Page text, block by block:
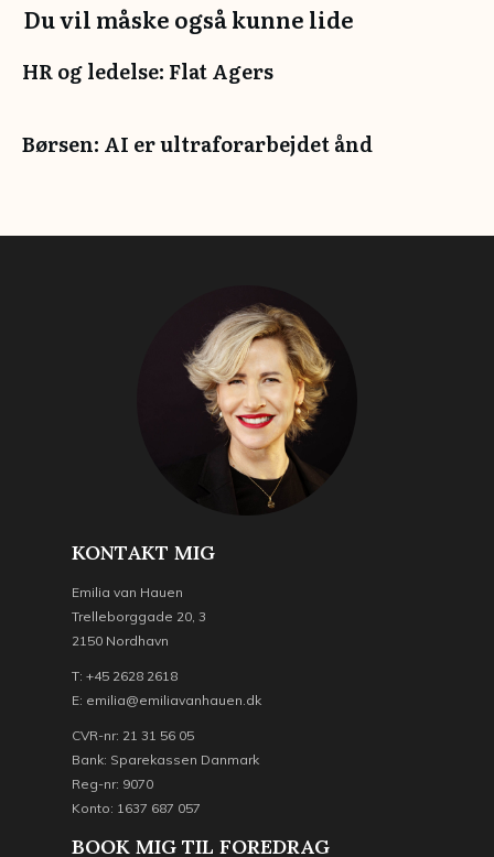
Du vil måske også kunne lide
HR og ledelse: Flat Agers
Børsen: AI er ultraforarbejdet ånd
KONTAKT MIG
Emilia van Hauen
Trelleborggade 20, 3
2150 Nordhavn
T: +45 2628 2618
E: emilia@emiliavanhauen.dk
CVR-nr: 21 31 56 05
Bank: Sparekassen Danmark
Reg-nr: 9070
Konto: 1637 687 057
BOOK MIG TIL FOREDRAG